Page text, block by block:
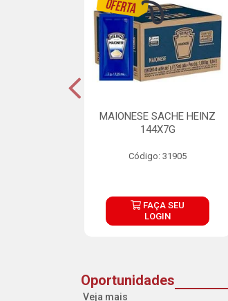
MAIONESE SACHE HEINZ
144X7G
Código: 31905
FAÇA SEU
LOGIN
Oportunidades
Veja mais